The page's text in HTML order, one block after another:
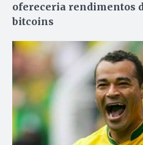
ofereceria rendimentos
bitcoins